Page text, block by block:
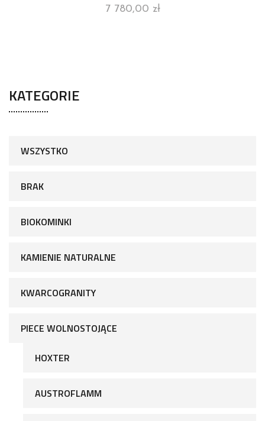
7 780,00 zł
KATEGORIE
WSZYSTKO
BRAK
BIOKOMINKI
KAMIENIE NATURALNE
KWARCOGRANITY
PIECE WOLNOSTOJĄCE
HOXTER
AUSTROFLAMM